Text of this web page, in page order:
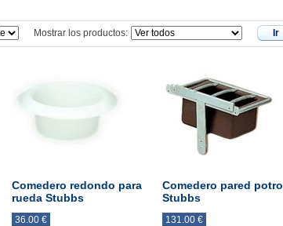
Mostrar los productos: Ir
Comedero redondo para
rueda Stubbs
36.00 €
Comedero pared potro
Stubbs
131.00 €